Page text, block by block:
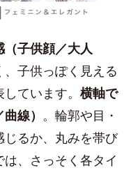
子供顔／大人
子供っぽく見える
ています。 横軸で
線） 。輪郭や目・
るか、丸みを帯び
、さっそく各タイ